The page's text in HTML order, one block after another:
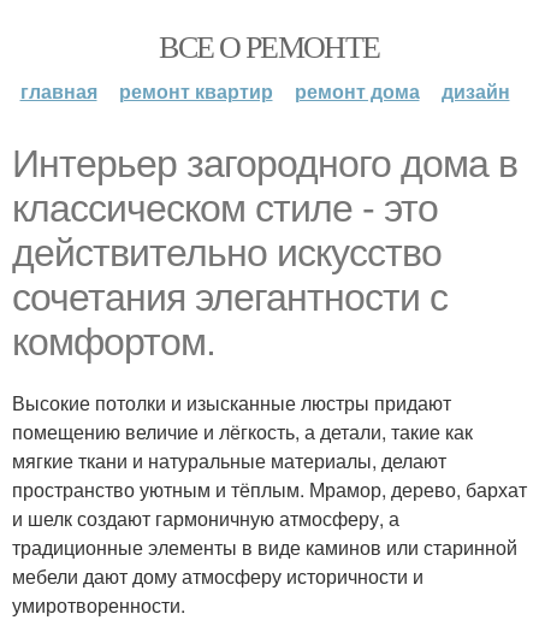
ВСЕ О РЕМОНТЕ
главная ремонт квартир ремонт дома дизайн
Интерьер загородного дома в
классическом стиле - это
действительно искусство
сочетания элегантности с
комфортом.
Высокие потолки и изысканные люстры придают
помещению величие и лёгкость, а детали, такие как
мягкие ткани и натуральные материалы, делают
пространство уютным и тёплым. Мрамор, дерево, бархат
и шелк создают гармоничную атмосферу, а
традиционные элементы в виде каминов или старинной
мебели дают дому атмосферу историчности и
умиротворенности.